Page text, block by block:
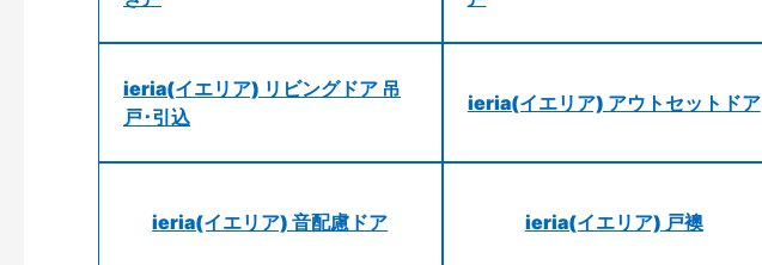
ieria(イエリア) リビングドア 吊
戸･引込
ieria(イエリア) アウトセットドア
ieria(イエリア) 音配慮ドア ieria(イエリア) 戸襖